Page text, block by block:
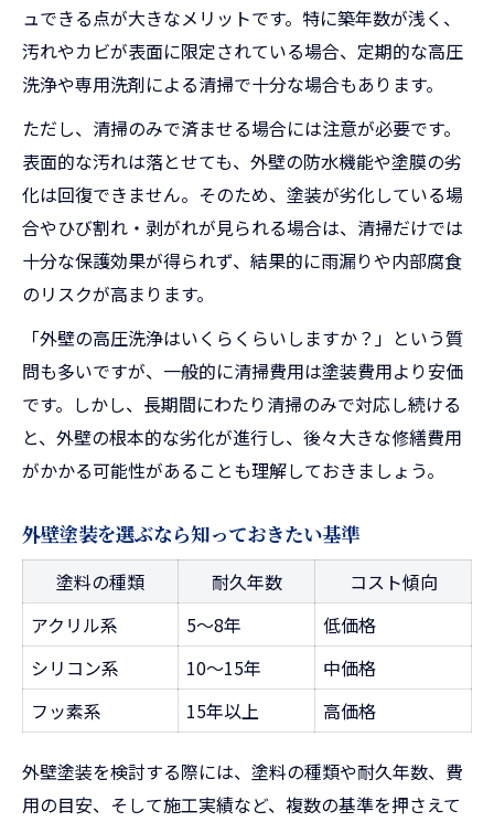
ュできる点が大きなメリットです。特に築年数が浅く、
汚れやカビが表面に限定されている場合、定期的な高圧
洗浄や専用洗剤による清掃で十分な場合もあります。
ただし、清掃のみで済ませる場合には注意が必要です。
表面的な汚れは落とせても、外壁の防水機能や塗膜の劣
化は回復できません。そのため、塗装が劣化している場
合やひび割れ・剥がれが見られる場合は、清掃だけでは
十分な保護効果が得られず、結果的に雨漏りや内部腐食
のリスクが高まります。
「外壁の高圧洗浄はいくらくらいしますか？」という質
問も多いですが、一般的に清掃費用は塗装費用より安価
です。しかし、長期間にわたり清掃のみで対応し続ける
と、外壁の根本的な劣化が進行し、後々大きな修繕費用
がかかる可能性があることも理解しておきましょう。
外壁塗装を選ぶなら知っておきたい基準
塗料の種類 耐久年数
コスト傾向
アクリル系
5〜8年
低価格
シリコン系
10〜15年
中価格
フッ素系
15年以上 高価格
外壁塗装を検討する際には、塗料の種類や耐久年数、費
用の目安、そして施工実績など、複数の基準を押さえて